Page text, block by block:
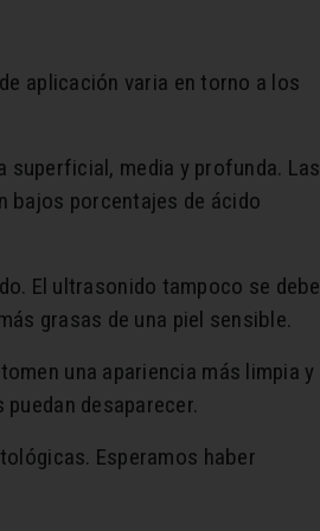
aplicación varia en torno a los
superficial, media y profunda. Las
bajos porcentajes de ácido
El ultrasonido tampoco se debe
grasas de una piel sensible.
una apariencia más limpia y
desaparecer.
Esperamos haber